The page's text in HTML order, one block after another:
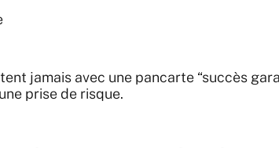
jamais avec une pancarte “succès
prise de risque.